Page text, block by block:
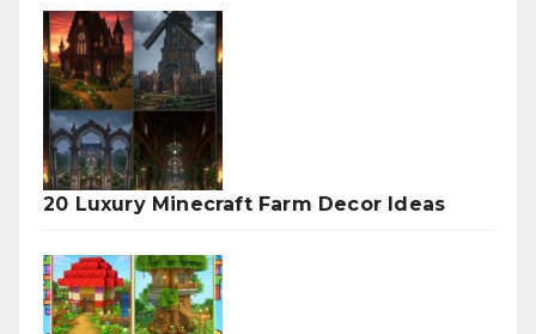
20 Luxury Minecraft Farm Decor Ideas